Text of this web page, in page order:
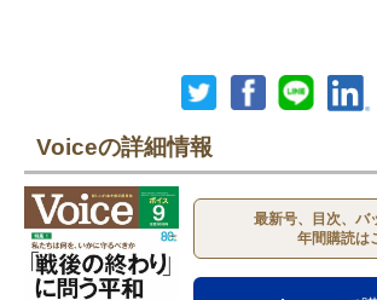
Voiceの詳細情報
最新号、目次、バ
年間購読は